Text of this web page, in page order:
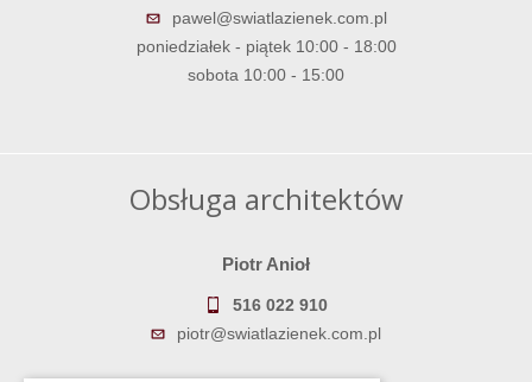
pawel@swiatlazienek.com.pl
poniedziałek - piątek 10:00 - 18:00
sobota 10:00 - 15:00
Obsługa architektów
Piotr Anioł
516 022 910
piotr@swiatlazienek.com.pl